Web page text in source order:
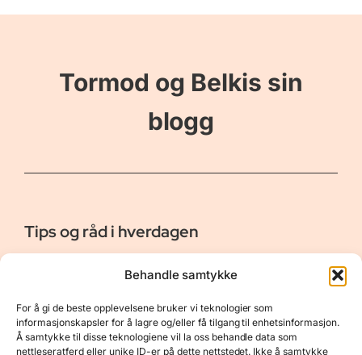
Behandle samtykke
For å gi de beste opplevelsene bruker vi teknologier som
informasjonskapsler for å lagre og/eller få tilgang til enhetsinformasjon.
Å samtykke til disse teknologiene vil la oss behandle data som
nettleseratferd eller unike ID-er på dette nettstedet. Ikke å samtykke
Tormod og Belkis sin
blogg
Tips og råd i hverdagen
Er vår bloggside hvor vi ønsker å dele våre opplevelser og
gi deg råd og tips innen reiser, hotell - og restauranter,
naturopplevelser, personlig pleie, data, film og bøker m.m.
Nyttige Linker
Om oss
Resurser
Personvernerklæring